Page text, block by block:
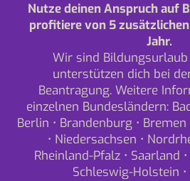
Nutze deinen Anspruch auf
profitiere von 5
Jahr.
Wir sind
unterstützen dich bei
Beantragung. Weitere
einzelnen Bundesländern:
Berlin • Brandenburg • Bremen
• Niedersachsen •
Rheinland-Pfalz • Saarland •
Schleswig-Holstein •